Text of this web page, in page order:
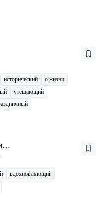
исторический
о жизни
утешающий
вдохновляющий